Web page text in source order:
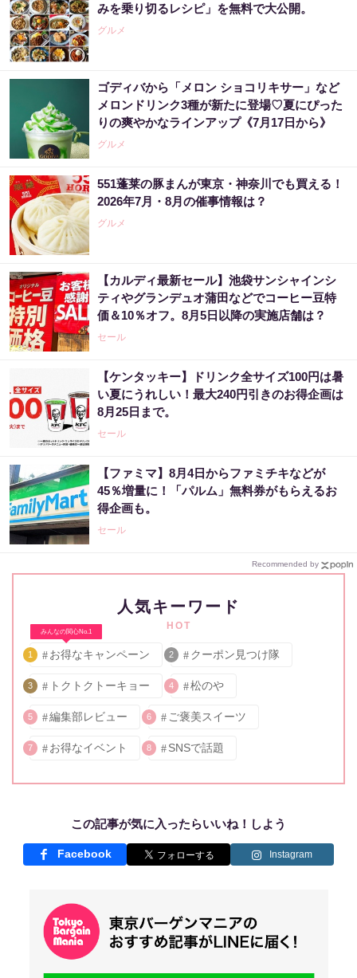
みを乗り切るレシピ」を無料で大公開。
グルメ
ゴディバから「メロン ショコリキサー」など
メロンドリンク3種が新たに登場♡夏にぴった
りの爽やかなラインアップ《7月17日から》
グルメ
551蓬莱の豚まんが東京・神奈川でも買える！
2026年7月・8月の催事情報は？
グルメ
【カルディ最新セール】池袋サンシャインシ
ティやグランデュオ蒲田などでコーヒー豆特
価＆10％オフ。8月5日以降の実施店舗は？
セール
【ケンタッキー】ドリンク全サイズ100円は暑
い夏にうれしい！最大240円引きのお得企画は
8月25日まで。
セール
【ファミマ】8月4日からファミチキなどが
45％増量に！「パルム」無料券がもらえるお
得企画も。
セール
Recommended by
人気キーワード
HOT
みんなの関心No.1
1 お得なキャンペーン 2 クーポン見つけ隊
3 トクトクトーキョー 4 松のや
5 編集部レビュー 6 ご褒美スイーツ
7 お得なイベント 8 SNSで話題
この記事が気に入ったらいいね！しよう
Facebook Instagram